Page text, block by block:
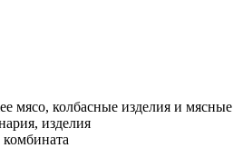
мясо, колбасные изделия и мясные
изделия